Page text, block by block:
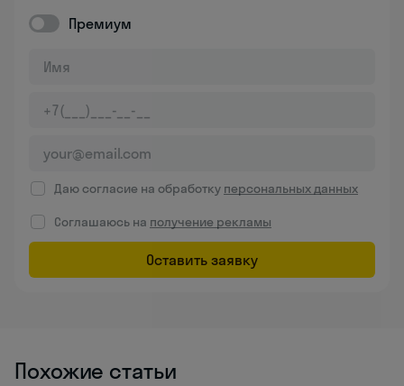
Премиум
Даю согласие на обработку персональных данных
Соглашаюсь на получение рекламы
Оставить заявку
Похожие статьи